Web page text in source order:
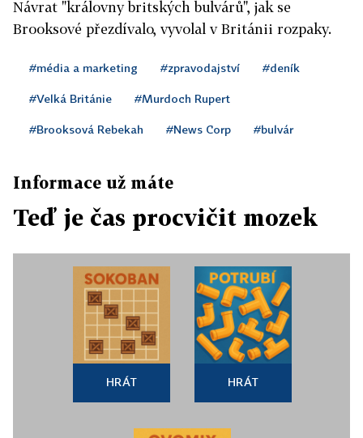
Návrat "královny britských bulvárů", jak se
Brooksové přezdívalo, vyvolal v Británii rozpaky.
#média a marketing #zpravodajství #deník
#Velká Británie #Murdoch Rupert
#Brooksová Rebekah #News Corp #bulvár
Informace už máte
Teď je čas procvičit mozek
HRÁT HRÁT